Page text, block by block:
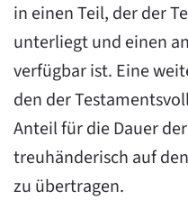
in einen Teil, der der
unterliegt und einen
verfügbar ist. Eine
den der
Anteil für die Dauer
treuhänderisch auf
zu übertragen.